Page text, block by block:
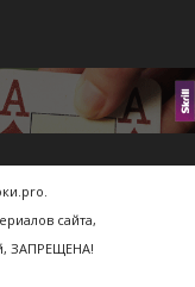
сайта,
ЗАПРЕЩЕНА!